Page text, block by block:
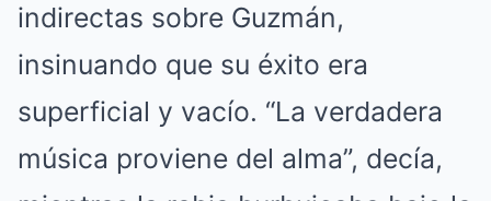
indirectas sobre Guzmán,
insinuando que su éxito era
superficial y vacío. “La verdadera
música proviene del alma”, decía,